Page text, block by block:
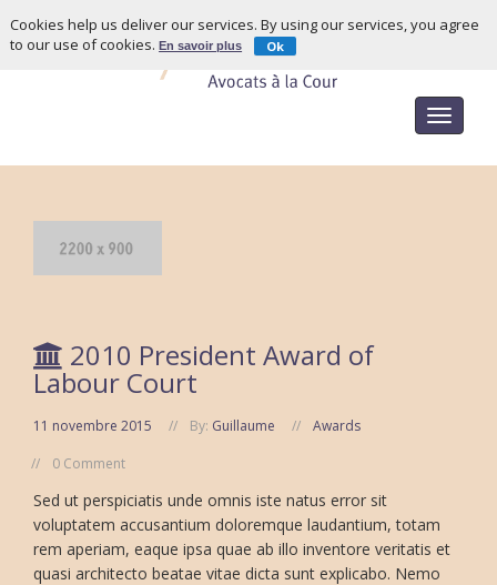
Toggle
2010 President Award of
Labour Court
11 novembre 2015 By: Guillaume
Awards
0 Comment
Sed ut perspiciatis unde omnis iste natus error sit
voluptatem accusantium doloremque laudantium, totam
rem aperiam, eaque ipsa quae ab illo inventore veritatis et
quasi architecto beatae vitae dicta sunt explicabo. Nemo
Cookies help us deliver our services. By using our services, you agree
to our use of cookies.En savoir plus Ok